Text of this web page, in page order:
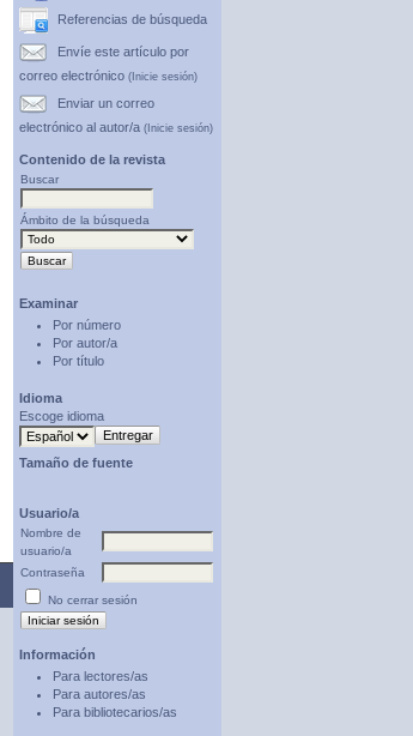
Referencias de búsqueda
Envíe este artículo por
correo electrónico(Inicie sesión)
Enviar un correo
electrónico al autor/a(Inicie sesión)
Contenido de la revista
Buscar
Ámbito de la búsqueda
Examinar
Por número
Por autor/a
Por título
Idioma
Escoge idioma
Tamaño de fuente
Usuario/a
Nombre de
usuario/a
Contraseña
No cerrar sesión
Información
Para lectores/as
Para autores/as
Para bibliotecarios/as